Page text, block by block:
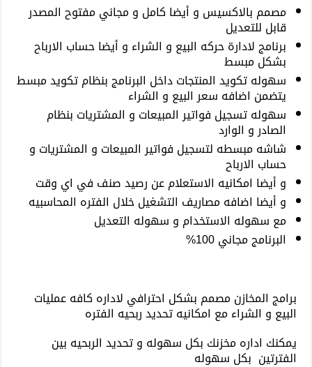
مصمم بالاكسيس و أيضا كامل و مجاني مفتوح المصدر
قابل للتعديل
برنامج لادارة حركه البيع و الشراء و أيضا حساب الارباح
بشكل مبسط
سهوله تكويد المنتجات داخل البرنامج بنظام تكويد مبسط
يتضمن اضافه سعر البيع و الشراء
سهوله تسجيل فواتير المبيعات و المشتريات بنظام
الصادر و الوارد
شاشه مبسطه لتسجيل فواتير المبيعات و المشتريات و
حساب الارباح
و أيضا امكانيه الاستعلام عن رصيد صنف في اي وقت
و أيضا اضافه مصاريف التشغيل خلال الفتره المحاسبيه
مع سهوله الاستخدام و سهوله التعديل
البرنامج مجاني 100%
برامج المخازن مصمم بشكل احترافي لاداره كافه عمليات
البيع و الشراء مع امكانيه تحديد ربحيه الفتره
يمكنك اداره مخزنك بكل سهوله و تحديد الربحيه بين
الفترتين بكل سهوله